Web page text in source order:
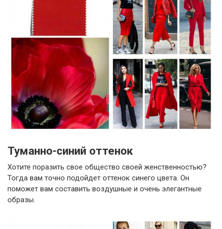
Туманно-синий оттенок
Хотите поразить свое общество своей женственностью?
Тогда вам точно подойдет оттенок синего цвета. Он
поможет вам составить воздушные и очень элегантные
образы.